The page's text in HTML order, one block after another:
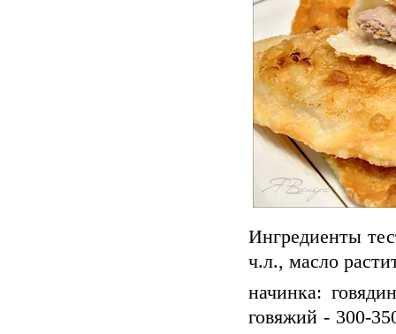
Ингредиенты
ч.л., масло
начинка:
говяжий - 300-